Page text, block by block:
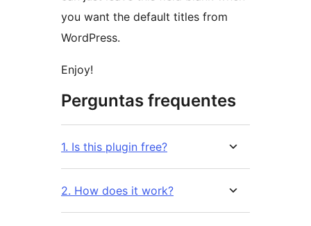
you want the default titles from
WordPress.
Enjoy!
Perguntas frequentes
1. Is this plugin free?
2. How does it work?